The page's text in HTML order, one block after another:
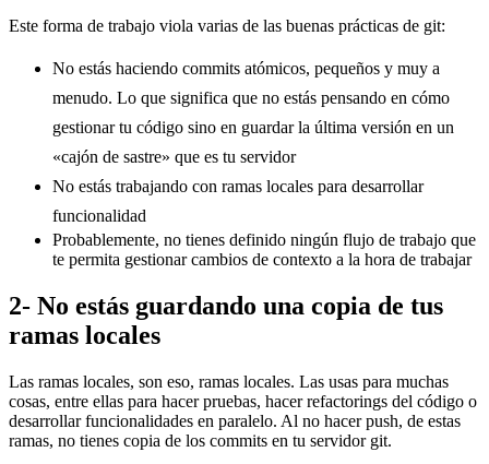
Este forma de trabajo viola varias de las buenas prácticas de git:
No estás haciendo commits atómicos, pequeños y muy a
menudo. Lo que significa que no estás pensando en cómo
gestionar tu código sino en guardar la última versión en un
«cajón de sastre» que es tu servidor
No estás trabajando con ramas locales para desarrollar
funcionalidad
Probablemente, no tienes definido ningún flujo de trabajo que
te permita gestionar cambios de contexto a la hora de trabajar
2- No estás guardando una copia de tus
ramas locales
Las ramas locales, son eso, ramas locales. Las usas para muchas
cosas, entre ellas para hacer pruebas, hacer refactorings del código o
desarrollar funcionalidades en paralelo. Al no hacer push, de estas
ramas, no tienes copia de los commits en tu servidor git.